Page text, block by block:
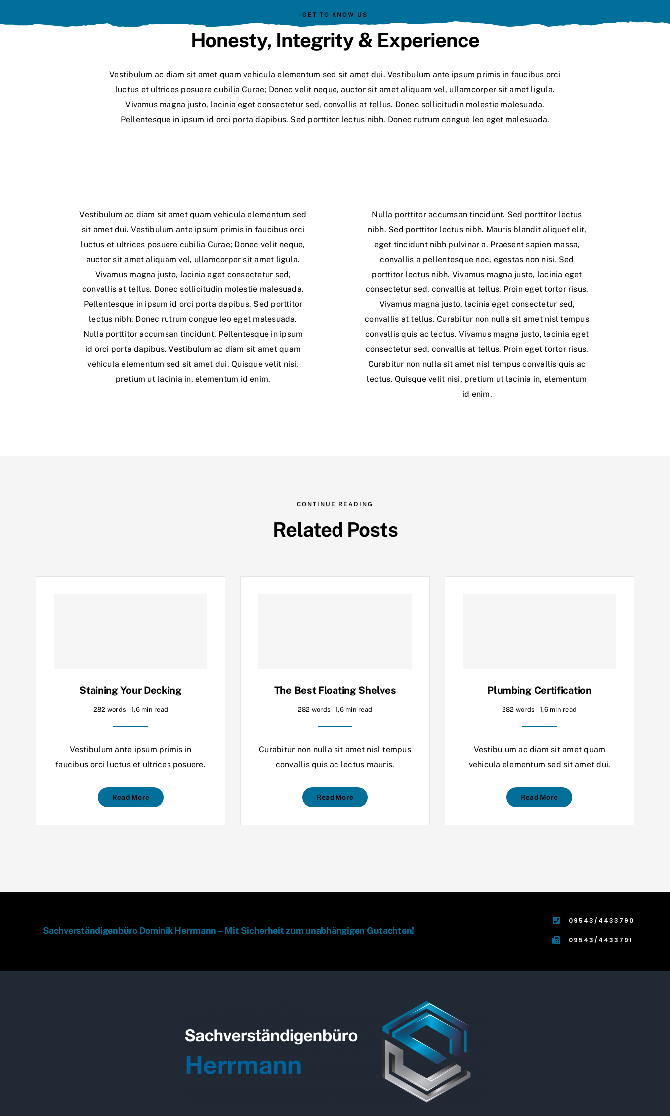
GET TO KNOW US
Honesty, Integrity & Experience
Vestibulum ac diam sit amet quam vehicula elementum sed sit amet dui. Vestibulum ante ipsum primis in faucibus orci
luctus et ultrices posuere cubilia Curae; Donec velit neque, auctor sit amet aliquam vel, ullamcorper sit amet ligula.
Vivamus magna justo, lacinia eget consectetur sed, convallis at tellus. Donec sollicitudin molestie malesuada.
Pellentesque in ipsum id orci porta dapibus. Sed porttitor lectus nibh. Donec rutrum congue leo eget malesuada.
Vestibulum ac diam sit amet quam vehicula elementum sed
sit amet dui. Vestibulum ante ipsum primis in faucibus orci
luctus et ultrices posuere cubilia Curae; Donec velit neque,
auctor sit amet aliquam vel, ullamcorper sit amet ligula.
Vivamus magna justo, lacinia eget consectetur sed,
convallis at tellus. Donec sollicitudin molestie malesuada.
Pellentesque in ipsum id orci porta dapibus. Sed porttitor
lectus nibh. Donec rutrum congue leo eget malesuada.
Nulla porttitor accumsan tincidunt. Pellentesque in ipsum
id orci porta dapibus. Vestibulum ac diam sit amet quam
vehicula elementum sed sit amet dui. Quisque velit nisi,
pretium ut lacinia in, elementum id enim.
Nulla porttitor accumsan tincidunt. Sed porttitor lectus
nibh. Sed porttitor lectus nibh. Mauris blandit aliquet elit,
eget tincidunt nibh pulvinar a. Praesent sapien massa,
convallis a pellentesque nec, egestas non nisi. Sed
porttitor lectus nibh. Vivamus magna justo, lacinia eget
consectetur sed, convallis at tellus. Proin eget tortor risus.
Vivamus magna justo, lacinia eget consectetur sed,
convallis at tellus. Curabitur non nulla sit amet nisl tempus
convallis quis ac lectus. Vivamus magna justo, lacinia eget
consectetur sed, convallis at tellus. Proin eget tortor risus.
Curabitur non nulla sit amet nisl tempus convallis quis ac
lectus. Quisque velit nisi, pretium ut lacinia in, elementum
id enim.
CONTINUE READING
Related Posts
Staining Your Decking
282 words 1,6 min read
Vestibulum ante ipsum primis in
faucibus orci luctus et ultrices posuere.
Read More
The Best Floating Shelves
282 words 1,6 min read
Curabitur non nulla sit amet nisl tempus
convallis quis ac lectus mauris.
Read More
Plumbing Certification
282 words 1,6 min read
Vestibulum ac diam sit amet quam
vehicula elementum sed sit amet dui.
Read More
Sachverständigenbüro Dominik Herrmann – Mit Sicherheit zum unabhängigen Gutachten!
09543/4433790
09543/4433791